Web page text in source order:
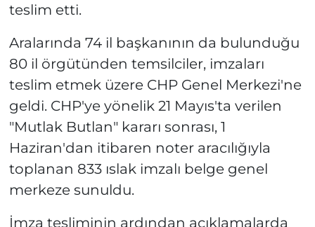
teslim etti.
Aralarında 74 il başkanının da bulunduğu
80 il örgütünden temsilciler, imzaları
teslim etmek üzere CHP Genel Merkezi'ne
geldi. CHP'ye yönelik 21 Mayıs'ta verilen
"Mutlak Butlan" kararı sonrası, 1
Haziran'dan itibaren noter aracılığıyla
toplanan 833 ıslak imzalı belge genel
merkeze sunuldu.
İmza tesliminin ardından açıklamalarda